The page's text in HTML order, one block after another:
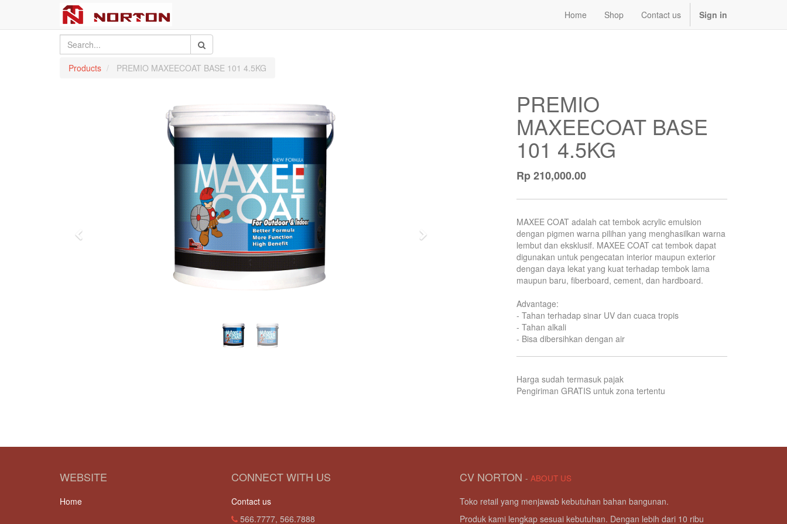
Home Shop Contact us Sign in
Products PREMIO MAXEECOAT BASE 101 4.5KG
Next
PREMIO
MAXEECOAT BASE
101 4.5KG
Rp210,000.00
MAXEE COAT adalah cat tembok acrylic emulsion
dengan pigmen warna pilihan yang menghasilkan warna
lembut dan eksklusif. MAXEE COAT cat tembok dapat
digunakan untuk pengecatan interior maupun exterior
dengan daya lekat yang kuat terhadap tembok lama
maupun baru, fiberboard, cement, dan hardboard.
Advantage:
- Tahan terhadap sinar UV dan cuaca tropis
- Tahan alkali
- Bisa dibersihkan dengan air
Harga sudah termasuk pajak
Pengiriman GRATIS untuk zona tertentu
WEBSITE
Home
CONNECT WITH US
Contact us
566.7777, 566.7888
CV NORTON - ABOUT US
Toko retail yang menjawab kebutuhan bahan bangunan.
Produk kami lengkap sesuai kebutuhan. Dengan lebih dari 10 ribu